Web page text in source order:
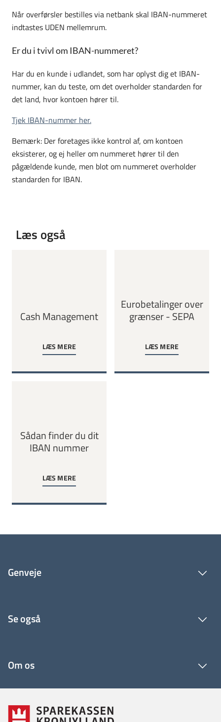
Når overførsler bestilles via netbank skal IBAN-nummeret
indtastes UDEN mellemrum.
Er du i tvivl om IBAN-nummeret?
Har du en kunde i udlandet, som har oplyst dig et IBAN-
nummer, kan du teste, om det overholder standarden for
det land, hvor kontoen hører til.
Tjek IBAN-nummer her.
Bemærk: Der foretages ikke kontrol af, om kontoen
eksisterer, og ej heller om nummeret hører til den
pågældende kunde, men blot om nummeret overholder
standarden for IBAN.
Læs også
Cash Management
LÆS MERE
Eurobetalinger over
grænser - SEPA
LÆS MERE
Sådan finder du dit
IBAN nummer
LÆS MERE
Genveje
Se også
Om os